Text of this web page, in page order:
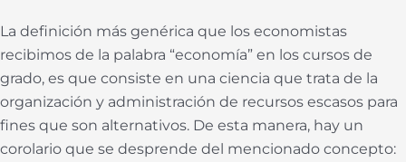
La definición más genérica que los economistas
recibimos de la palabra “economía” en los cursos de
grado, es que consiste en una ciencia que trata de la
organización y administración de recursos escasos para
fines que son alternativos. De esta manera, hay un
corolario que se desprende del mencionado concepto: